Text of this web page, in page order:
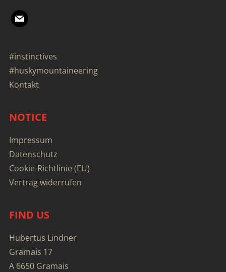
mail
#instinctives
#huskymountaineering
Kontakt
NOTICE
Impressum
Datenschutz
Cookie-Richtlinie (EU)
Vertrag widerrufen
FIND US
Hubertus Lindner
Gramais 17
A 6650 Gramais